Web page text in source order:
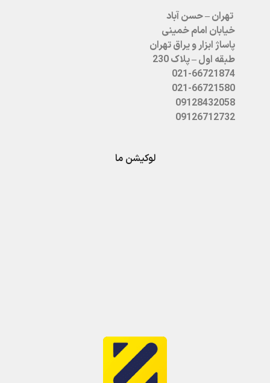
تهران – حسن آباد
خیابان امام خمینی
پاساژ ابزار و یراق تهران
طبقه اول – پلاک 230
021-66721874
021-66721580
09128432058
09126712732
لوکیشن ما